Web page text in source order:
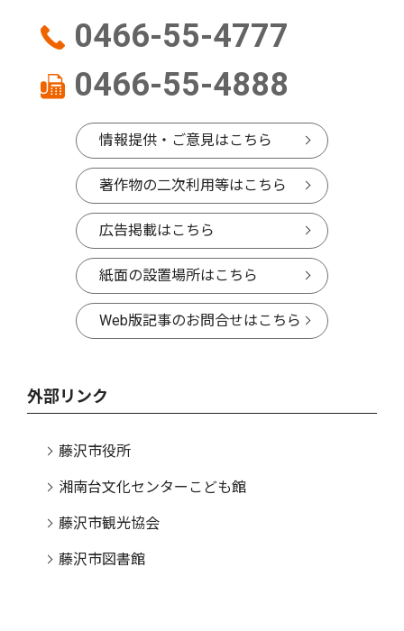
0466-55-4777
0466-55-4888
情報提供・ご意見はこちら
著作物の二次利用等はこちら
広告掲載はこちら
紙面の設置場所はこちら
Web版記事のお問合せはこちら
外部リンク
藤沢市役所
湘南台文化センターこども館
藤沢市観光協会
藤沢市図書館